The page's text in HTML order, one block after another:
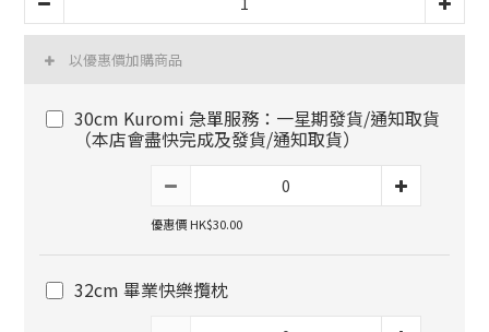
以優惠價加購商品
30cm Kuromi 急單服務：一星期發貨/通知取貨
（本店會盡快完成及發貨/通知取貨）
優惠價 HK$30.00
32cm 畢業快樂攬枕